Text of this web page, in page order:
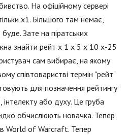
На офіційному сервері
х1. Більшого там немає,
Зате на піратських
знайти рейт х 1 х 5 х 10 х-25
сам вибирає, на якому
співтоваристві термін "рейт"
для позначення рейтингу
інтелекту або духу. Це груба
обчислюють новачка. Тепер
World of Warcraft. Тепер